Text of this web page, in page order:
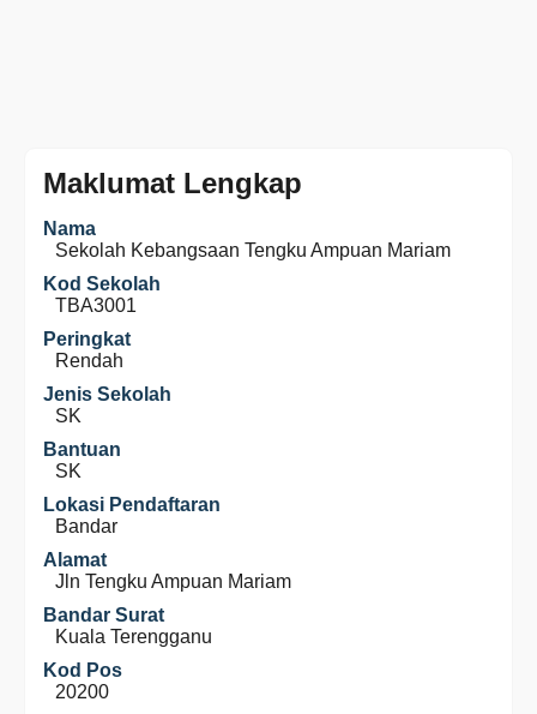
Maklumat Lengkap
Nama
Sekolah Kebangsaan Tengku Ampuan Mariam
Kod Sekolah
TBA3001
Peringkat
Rendah
Jenis Sekolah
SK
Bantuan
SK
Lokasi Pendaftaran
Bandar
Alamat
Jln Tengku Ampuan Mariam
Bandar Surat
Kuala Terengganu
Kod Pos
20200